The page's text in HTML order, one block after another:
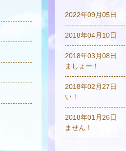
2022年09月05日
2018年04月10日
2018年03月08日
ましょー！
2018年02月27日
い！
2018年01月26日
ません！